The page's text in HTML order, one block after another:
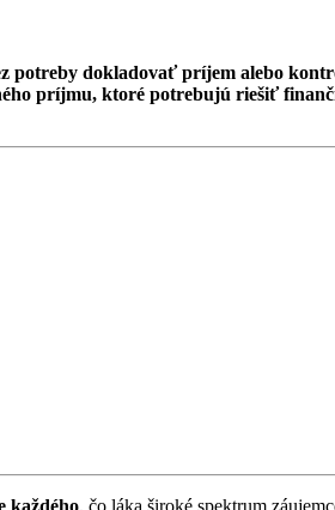
potreby dokladovať príjem alebo
príjmu, ktoré potrebujú riešiť